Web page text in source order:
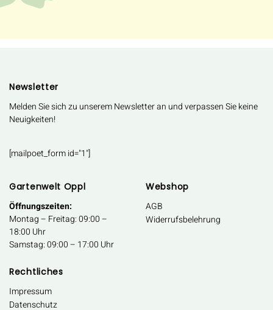
Newsletter
Melden Sie sich zu unserem Newsletter an und verpassen Sie keine
Neuigkeiten!
[mailpoet_form id="1"]
Gartenwelt Oppl
Öffnungszeiten:
Montag – Freitag: 09:00 –
18:00 Uhr
Samstag: 09:00 – 17:00 Uhr
Webshop
AGB
Widerrufsbelehrung
Rechtliches
Impressum
Datenschutz